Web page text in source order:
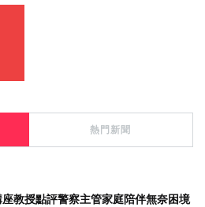
熱門新聞
教授點評警察主管家庭陪伴無奈困境